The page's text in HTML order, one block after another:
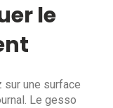
le
sur une surface
Le gesso